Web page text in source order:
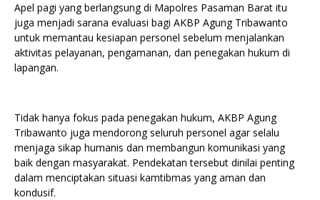
Apel pagi yang berlangsung di Mapolres Pasaman Barat itu
juga menjadi sarana evaluasi bagi AKBP Agung Tribawanto
untuk memantau kesiapan personel sebelum menjalankan
aktivitas pelayanan, pengamanan, dan penegakan hukum di
lapangan.
Tidak hanya fokus pada penegakan hukum, AKBP Agung
Tribawanto juga mendorong seluruh personel agar selalu
menjaga sikap humanis dan membangun komunikasi yang
baik dengan masyarakat. Pendekatan tersebut dinilai penting
dalam menciptakan situasi kamtibmas yang aman dan
kondusif.